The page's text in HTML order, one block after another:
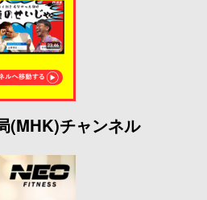
(MHK)チャンネル